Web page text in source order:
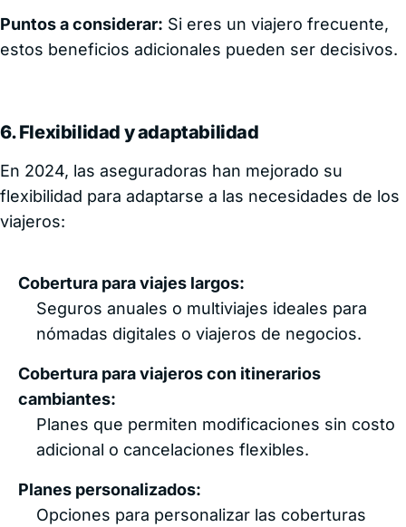
Puntos a considerar: Si eres un viajero frecuente,
estos beneficios adicionales pueden ser decisivos.
6. Flexibilidad y adaptabilidad
En 2024, las aseguradoras han mejorado su
flexibilidad para adaptarse a las necesidades de los
viajeros:
Cobertura para viajes largos:
Seguros anuales o multiviajes ideales para
nómadas digitales o viajeros de negocios.
Cobertura para viajeros con itinerarios
cambiantes:
Planes que permiten modificaciones sin costo
adicional o cancelaciones flexibles.
Planes personalizados:
Opciones para personalizar las coberturas